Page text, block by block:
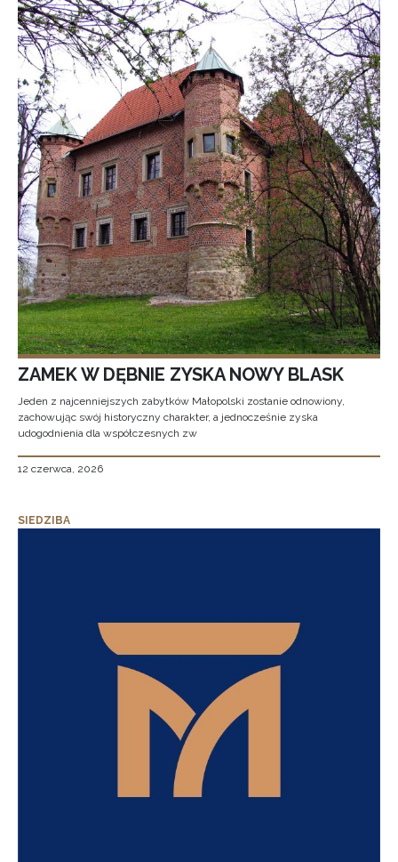
ZAMEK W DĘBNIE ZYSKA NOWY BLASK
Jeden z najcenniejszych zabytków Małopolski zostanie odnowiony,
zachowując swój historyczny charakter, a jednocześnie zyska
udogodnienia dla współczesnych zw
12 czerwca, 2026
SIEDZIBA